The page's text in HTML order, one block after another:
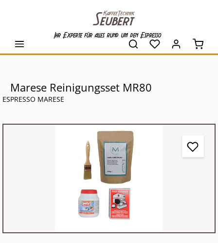
Ihr Experte für alles rund um den Espresso
Marese Reinigungsset MR80
ESPRESSO MARESE